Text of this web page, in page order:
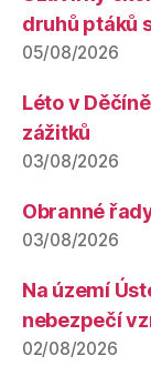
druhů ptáků
05/08/2026
Léto v
zážitků
03/08/2026
Obranné
03/08/2026
Na území
nebezpečí
02/08/2026